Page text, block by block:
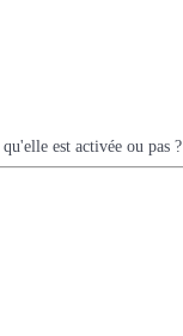
est activée ou pas ?